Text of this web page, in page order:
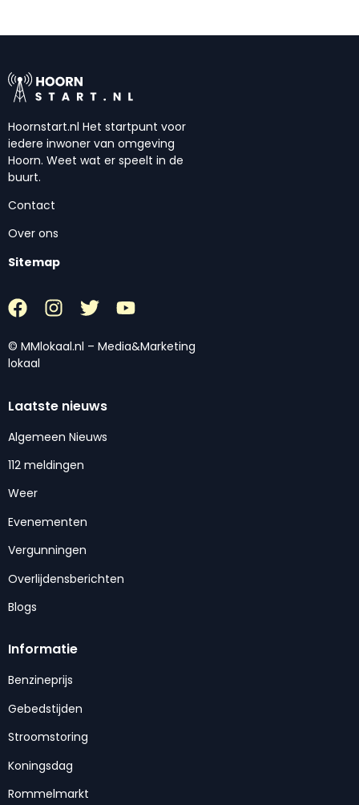
Hoornstart.nl Het startpunt voor
iedere inwoner van omgeving
Hoorn. Weet wat er speelt in de
buurt.
Contact
Over ons
Sitemap
© MMlokaal.nl – Media&Marketing
lokaal
Laatste nieuws
Algemeen Nieuws
112 meldingen
Weer
Evenementen
Vergunningen
Overlijdensberichten
Blogs
Informatie
Benzineprijs
Gebedstijden
Stroomstoring
Koningsdag
Rommelmarkt